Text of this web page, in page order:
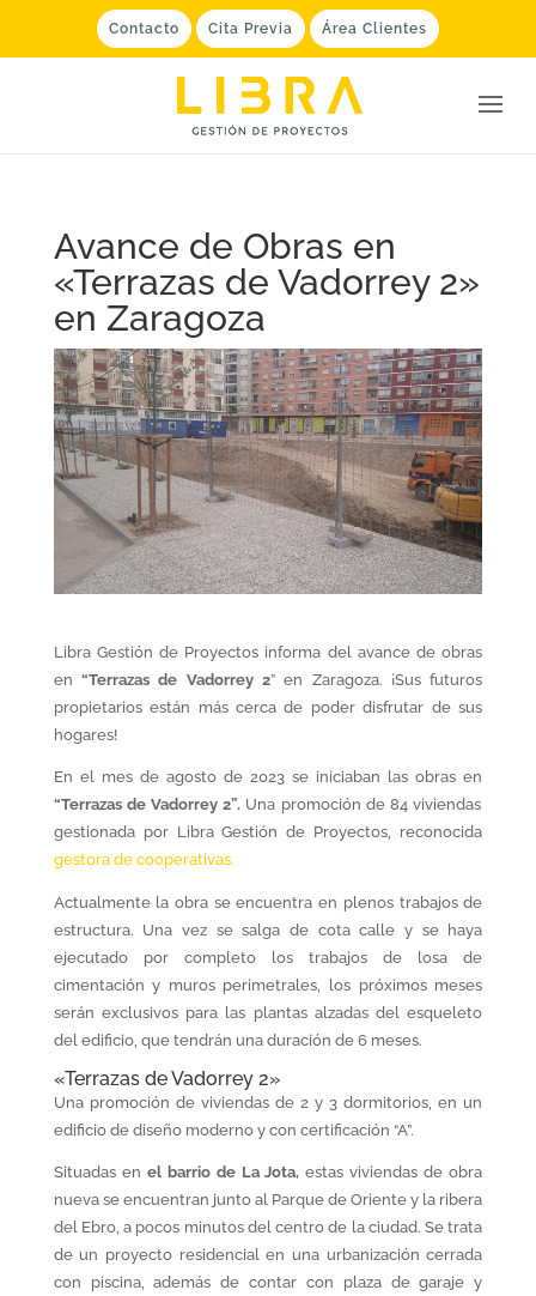
Contacto Cita Previa Área Clientes
Avance de Obras en
«Terrazas de Vadorrey 2»
en Zaragoza
Libra Gestión de Proyectos informa del avance de obras
en“Terrazas de Vadorrey 2” en Zaragoza. ¡Sus futuros
propietarios están más cerca de poder disfrutar de sus
hogares!
En el mes de agosto de 2023 se iniciaban las obras en
“Terrazas de Vadorrey 2”. Una promoción de 84 viviendas
gestionada por Libra Gestión de Proyectos, reconocida
gestora de cooperativas.
Actualmente la obra se encuentra en plenos trabajos de
estructura. Una vez se salga de cota calle y se haya
ejecutado por completo los trabajos de losa de
cimentación y muros perimetrales, los próximos meses
serán exclusivos para las plantas alzadas del esqueleto
del edificio, que tendrán una duración de 6 meses.
«Terrazas de Vadorrey 2»
Una promoción de viviendas de 2 y 3 dormitorios, en un
edificio de diseño moderno y con certificación “A”.
Situadas en el barrio de La Jota,estas viviendas de obra
nueva se encuentran junto al Parque de Oriente y la ribera
del Ebro, a pocos minutos del centro de la ciudad. Se trata
de un proyecto residencial en una urbanización cerrada
con piscina, además de contar con plaza de garaje y